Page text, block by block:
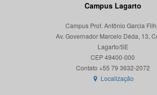
Campus Lagarto
Campus Prof. Antônio Garcia
Av. Governador Marcelo Déda, 13,
Lagarto/SE
CEP 49400-000
Localização